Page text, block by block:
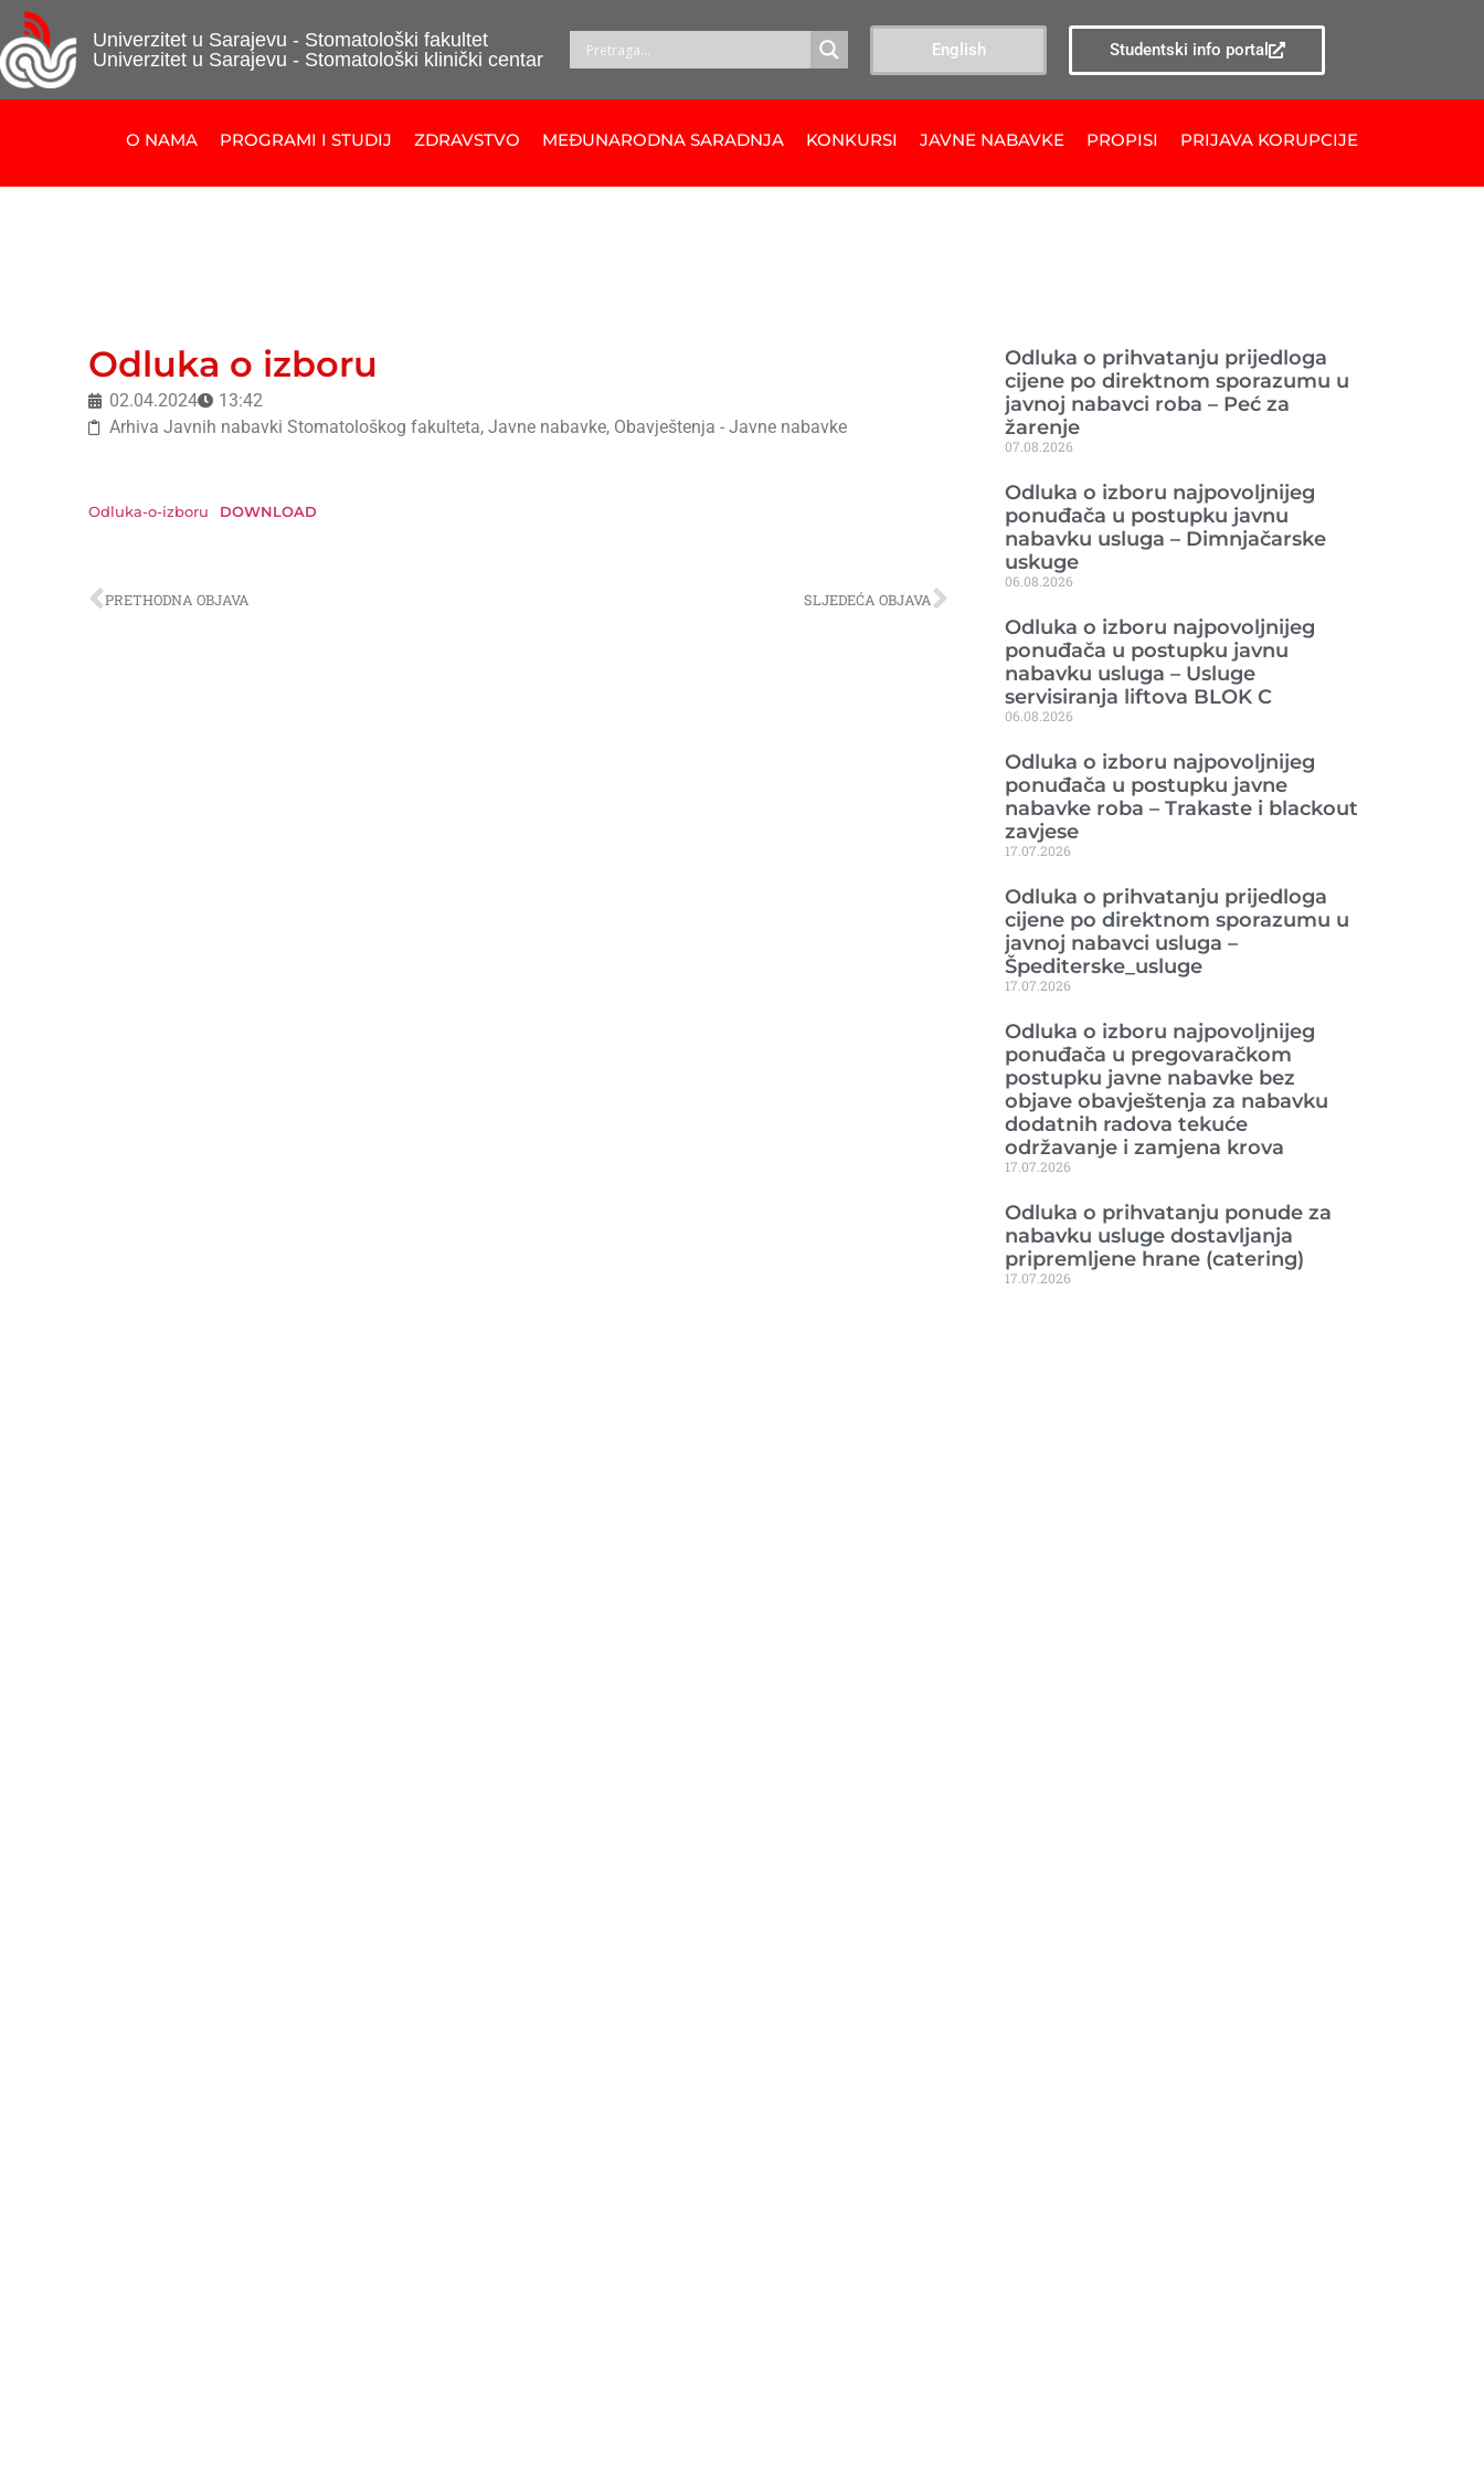
Univerzitet u Sarajevu - Stomatološki fakultet
Univerzitet u Sarajevu - Stomatološki klinički centar
English Studentski info portal
O NAMA PROGRAMI I STUDIJ ZDRAVSTVO MEĐUNARODNA SARADNJA KONKURSI JAVNE NABAVKE PROPISI PRIJAVA KORUPCIJE
Odluka o izboru
02.04.2024
13:42
Arhiva Javnih nabavki Stomatološkog fakulteta, Javne nabavke, Obavještenja - Javne nabavke
Odluka-o-izboru DOWNLOAD
PRETHODNA OBJAVA SLJEDEĆA OBJAVA
Odluka o prihvatanju prijedloga
cijene po direktnom sporazumu u
javnoj nabavci roba – Peć za
žarenje
07.08.2026
Odluka o izboru najpovoljnijeg
ponuđača u postupku javnu
nabavku usluga – Dimnjačarske
uskuge
06.08.2026
Odluka o izboru najpovoljnijeg
ponuđača u postupku javnu
nabavku usluga – Usluge
servisiranja liftova BLOK C
06.08.2026
Odluka o izboru najpovoljnijeg
ponuđača u postupku javne
nabavke roba – Trakaste i blackout
zavjese
17.07.2026
Odluka o prihvatanju prijedloga
cijene po direktnom sporazumu u
javnoj nabavci usluga –
Špediterske_usluge
17.07.2026
Odluka o izboru najpovoljnijeg
ponuđača u pregovaračkom
postupku javne nabavke bez
objave obavještenja za nabavku
dodatnih radova tekuće
održavanje i zamjena krova
17.07.2026
Odluka o prihvatanju ponude za
nabavku usluge dostavljanja
pripremljene hrane (catering)
17.07.2026